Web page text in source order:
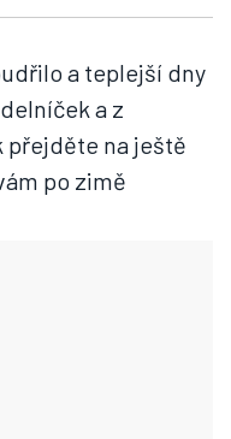
a teplejší dny
a z
přejděte na ještě
po zimě